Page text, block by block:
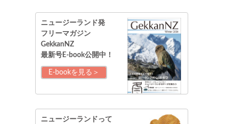
ニュージーランド発
フリーマガジン
GekkanNZ
最新号E-book公開中！
E-bookを見る＞
ニュージーランドって